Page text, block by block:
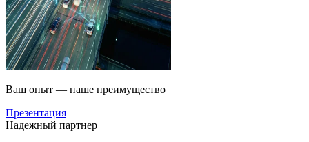
Ваш опыт — наше преимущество
Презентация
Надежный партнер